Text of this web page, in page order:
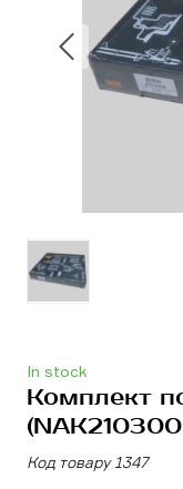
In stock
Комплект
Код товару 1347